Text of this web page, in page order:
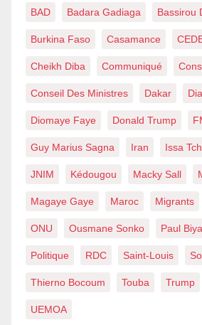
BAD Badara Gadiaga Bassirou
Burkina Faso Casamance
Cheikh Diba Communiqué
Conseil Des Ministres Dakar
Diomaye Faye Donald Trump
Guy Marius Sagna Iran Issa
JNIM Kédougou Macky Sall
Magaye Gaye Maroc Migrants
ONU Ousmane Sonko Paul Biya
Politique RDC Saint-Louis
Thierno Bocoum Touba Trump
UEMOA